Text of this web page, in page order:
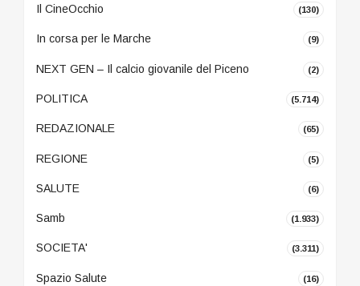
Il CineOcchio (130)
In corsa per le Marche (9)
NEXT GEN – Il calcio giovanile del Piceno (2)
POLITICA (5.714)
REDAZIONALE (65)
REGIONE (5)
SALUTE (6)
Samb (1.933)
SOCIETA' (3.311)
Spazio Salute (16)